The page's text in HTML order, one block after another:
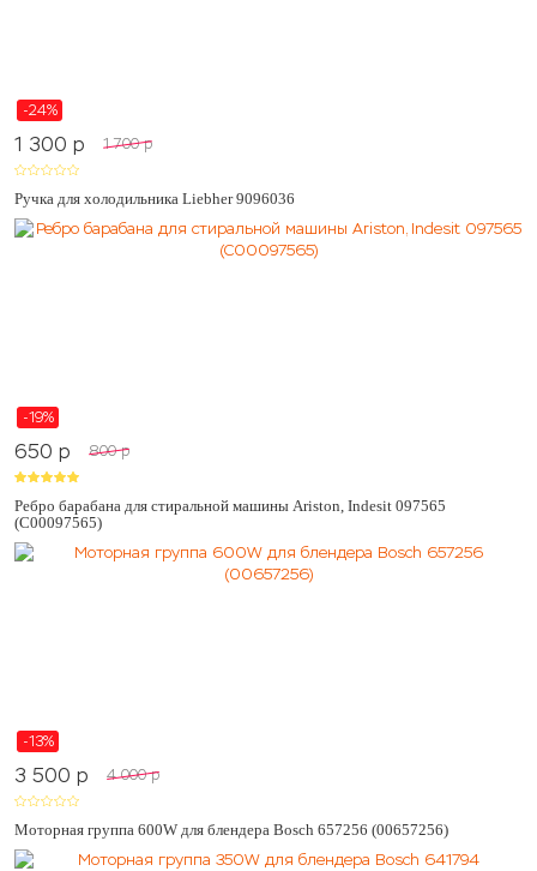
-24%
1 300 p 1 700 p
Ручка для холодильника Liebher 9096036
-19%
650 p 800 p
Ребро барабана для стиральной машины Ariston, Indesit 097565
(C00097565)
-13%
3 500 p 4 000 p
Моторная группа 600W для блендера Bosch 657256 (00657256)